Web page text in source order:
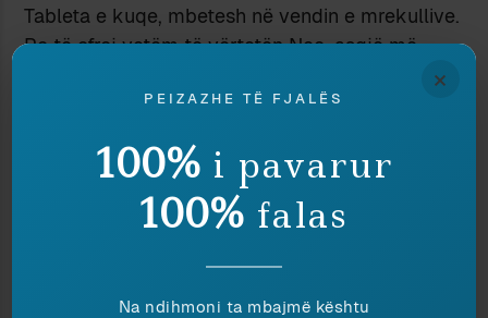
Tableta e kuqe, mbetesh në vendin e mrekullive.
Po të ofroj vetëm të vërtetën Neo, asgjë më
In "Antropologji"
ARTI I TË GËNJYERIT
In "Antropologji"
×
PEIZAZHE TË FJALËS
100% i pavarur
100% falas
Na ndihmoni ta mbajmë kështu